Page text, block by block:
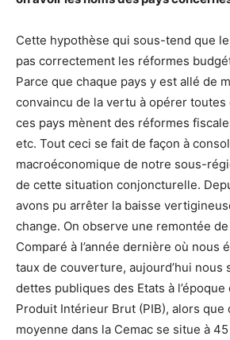
Cette hypothèse qui sous-tend que
pas correctement les réformes
Parce que chaque pays y est allé de
convaincu de la vertu à opérer toutes
ces pays mènent des réformes
etc. Tout ceci se fait de façon à
macroéconomique de notre sous-
de cette situation conjoncturelle.
avons pu arrêter la baisse
change. On observe une remontée
Comparé à l’année dernière où nous
taux de couverture, aujourd’hui nous
dettes publiques des Etats à l’époque
Produit Intérieur Brut (PIB), alors que
moyenne dans la Cemac se situe à